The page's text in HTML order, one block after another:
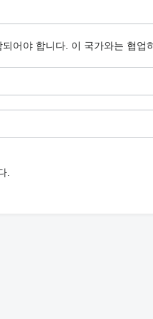
어야 합니다. 이 국가와는 협업
.